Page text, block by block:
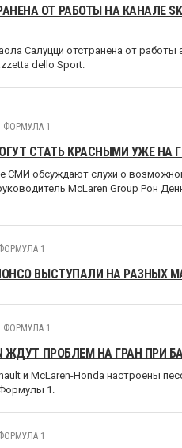
ОТ РАБОТЫ НА КАНАЛЕ
Салуцци отстранена от работы
dello Sport.
ФОРМУЛА 1
СТАТЬ КРАСНЫМИ УЖЕ НА
СМИ обсуждают слухи о
McLaren Group Рон
1
ВЫСТУПАЛИ НА РАЗНЫХ
ФОРМУЛА 1
ЖДУТ ПРОБЛЕМ НА ГРАН ПРИ
и McLaren-Honda настроены
1.
1